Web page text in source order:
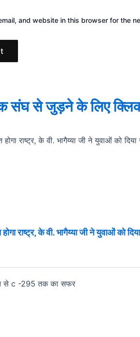
and website in this browser for the
संघ से जुड़ने के लिए
राष्ट्र, के वी. भागैय्या जी ने युवाओं को दिया